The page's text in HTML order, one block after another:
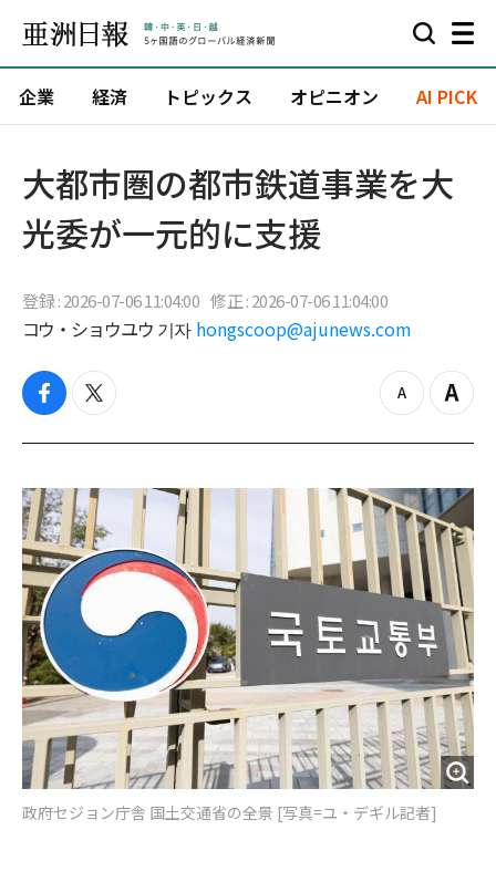
企業 経済 トピックス オピニオン AI PICK
大都市圏の都市鉄道事業を大
光委が一元的に支援
登録 : 2026-07-06 11:04:00 修正 : 2026-07-06 11:04:00
コウ・ショウユウ 기자 hongscoop@ajunews.com
f
c
b
o
o
k
t
i
t
e
r
z
o
o
u
t
Z
o
i
n
政府セジョン庁舎 国土交通省の全景 [写真=ユ・デギル記者]